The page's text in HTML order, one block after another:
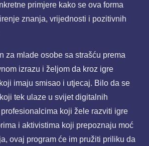
primjere kako se ova forma
znanja, vrijednosti i pozitivnih
za mlade osobe sa strašću prema
izrazu i željom da kroz igre
imaju smisao i utjecaj. Bilo da se
tek ulaze u svijet digitalnih
koji žele razviti igre
i aktivistima koji prepoznaju moć
ovaj program će im pružiti priliku da